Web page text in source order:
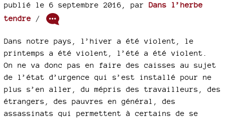
publié le 6 septembre 2016 par Dans l’herbe
tendre /
Dans notre pays, l’hiver a été violent, le
printemps a été violent, l’été a été violent.
On ne va donc pas en faire des caisses au sujet
de l’état d’urgence qui s’est installé pour ne
plus s’en aller, du mépris des travailleurs, des
étrangers, des pauvres en général, des
assassinats qui permettent à certains de se